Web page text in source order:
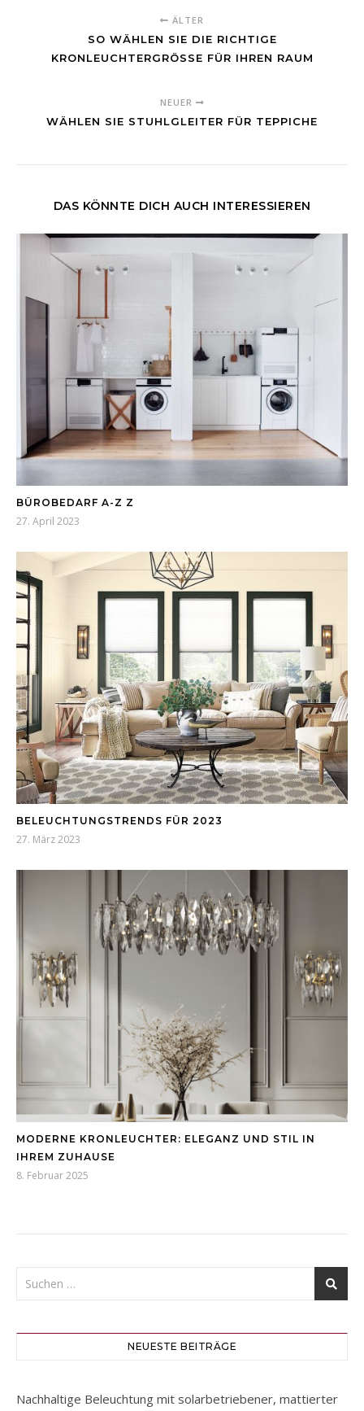
ÄLTER
SO WÄHLEN SIE DIE RICHTIGE
KRONLEUCHTERGRÖSSE FÜR IHREN RAUM
NEUER
WÄHLEN SIE STUHLGLEITER FÜR TEPPICHE
DAS KÖNNTE DICH AUCH INTERESSIEREN
BÜROBEDARF A-Z Z
27. April 2023
BELEUCHTUNGSTRENDS FÜR 2023
27. März 2023
MODERNE KRONLEUCHTER: ELEGANZ UND STIL IN
IHREM ZUHAUSE
8. Februar 2025
NEUESTE BEITRÄGE
Nachhaltige Beleuchtung mit solarbetriebener, mattierter